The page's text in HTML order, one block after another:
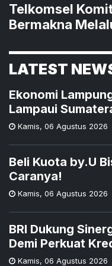
Telkomsel
Bermakna
LATEST
Ekonomi
Lampaui
Kamis, 06 Agustus 2026
Beli Kuota by.U
Caranya!
Kamis, 06 Agustus 2026
BRI Dukung
Demi Perkuat
Kamis, 06 Agustus 2026